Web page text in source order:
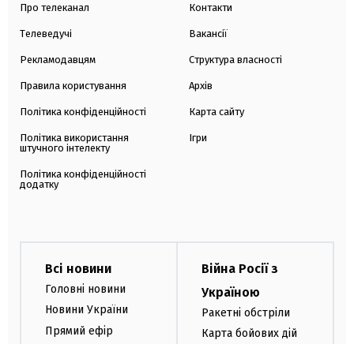
Про телеканал
Телеведучі
Рекламодавцям
Правила користування
Політика конфіденційності
Політика використання
штучного інтелекту
Політика конфіденційності
додатку
Контакти
Вакансії
Структура власності
Архів
Карта сайту
Ігри
Всі новини
Головні новини
Новини України
Прямий ефір
Війна Росії з
Україною
Ракетні обстріли
Карта бойових дій